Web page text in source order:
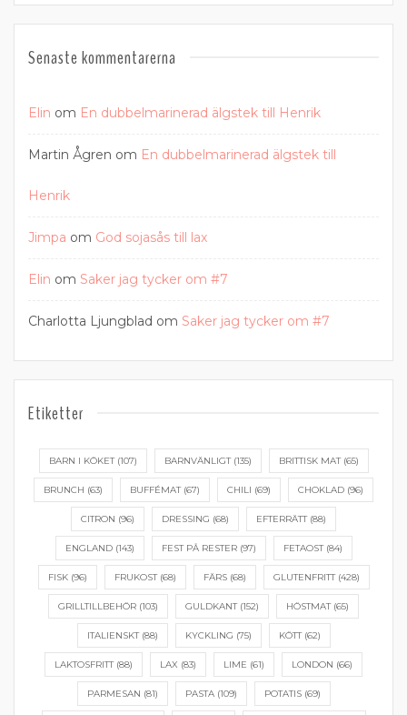
Senaste kommentarerna
Elin om En dubbelmarinerad älgstek till Henrik
Martin Ågren om En dubbelmarinerad älgstek till
Henrik
Jimpa om God sojasås till lax
Elin om Saker jag tycker om #7
Charlotta Ljungblad om Saker jag tycker om #7
Etiketter
BARN I KÖKET(107) BARNVÄNLIGT(135) BRITTISK MAT(65)
BRUNCH (63) BUFFÉMAT(67) CHILI (69) CHOKLAD (96)
CITRON (96) DRESSING (68) EFTERRÄTT(88)
ENGLAND(143) FEST PÅ RESTER(97) FETAOST(84)
FISK(96) FRUKOST(68) FÄRS(68) GLUTENFRITT(428)
GRILLTILLBEHÖR (103) GULDKANT(152) HÖSTMAT(65)
ITALIENSKT(88) KYCKLING (75) KÖTT(62)
LAKTOSFRITT(88) LAX (83) LIME (61) LONDON (66)
PARMESAN (81) PASTA(109) POTATIS(69)